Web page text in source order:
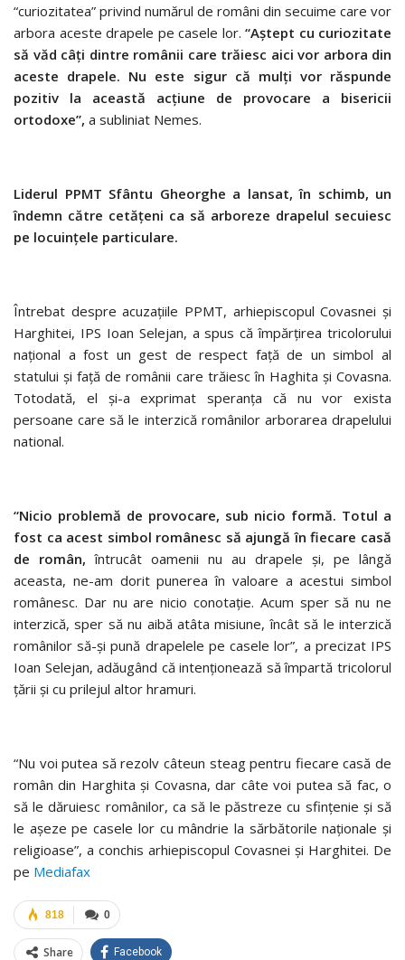
“curiozitatea” privind numărul de români din secuime care vor
arbora aceste drapele pe casele lor. “Aştept cu curiozitate
să văd câţi dintre românii care trăiesc aici vor arbora din
aceste drapele. Nu este sigur că mulţi vor răspunde
pozitiv la această acţiune de provocare a bisericii
ortodoxe”, a subliniat Nemes.
Liderul PPMT Sfântu Gheorghe a lansat, în schimb, un
îndemn către cetăţeni ca să arboreze drapelul secuiesc
pe locuinţele particulare.
Întrebat despre acuzaţiile PPMT, arhiepiscopul Covasnei şi
Harghitei, IPS Ioan Selejan, a spus că împărţirea tricolorului
naţional a fost un gest de respect faţă de un simbol al
statului şi faţă de românii care trăiesc în Haghita şi Covasna.
Totodată, el şi-a exprimat speranţa că nu vor exista
persoane care să le interzică românilor arborarea drapelului
national.
“Nicio problemă de provocare, sub nicio formă. Totul a
fost ca acest simbol românesc să ajungă în fiecare casă
de român, întrucât oamenii nu au drapele şi, pe lângă
aceasta, ne-am dorit punerea în valoare a acestui simbol
românesc. Dar nu are nicio conotaţie. Acum sper să nu ne
interzică, sper să nu aibă atâta misiune, încât să le interzică
românilor să-şi pună drapelele pe casele lor”, a precizat IPS
Ioan Selejan, adăugând că intenţionează să împartă tricolorul
ţării şi cu prilejul altor hramuri.
“Nu voi putea să rezolv câteun steag pentru fiecare casă de
român din Harghita şi Covasna, dar câte voi putea să fac, o
să le dăruiesc românilor, ca să le păstreze cu sfinţenie şi să
le aşeze pe casele lor cu mândrie la sărbătorile naţionale şi
religioase”, a conchis arhiepiscopul Covasnei şi Harghitei. De
pe Mediafax
0
818
Share Facebook